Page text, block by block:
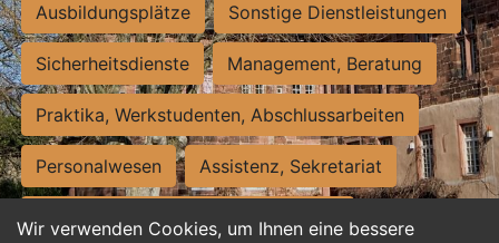
Wir verwenden Cookies, um Ihnen eine bessere
Ausbildungsplätze Sonstige Dienstleistungen
Sicherheitsdienste Management, Beratung
Praktika, Werkstudenten, Abschlussarbeiten
Personalwesen Assistenz, Sekretariat
Hilfskräfte, Aushilfs- und Nebenjobs